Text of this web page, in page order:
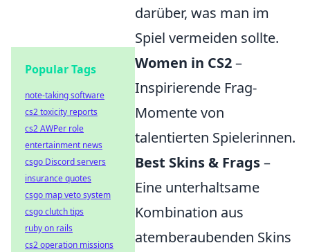
darüber, was man im
Spiel vermeiden sollte.
Women in CS2–
Inspirierende Frag-
Momente von
talentierten Spielerinnen.
Best Skins & Frags–
Eine unterhaltsame
Kombination aus
atemberaubenden Skins
Popular Tags
note-taking software
cs2 toxicity reports
cs2 AWPer role
entertainment news
csgo Discord servers
insurance quotes
csgo map veto system
csgo clutch tips
ruby on rails
cs2 operation missions